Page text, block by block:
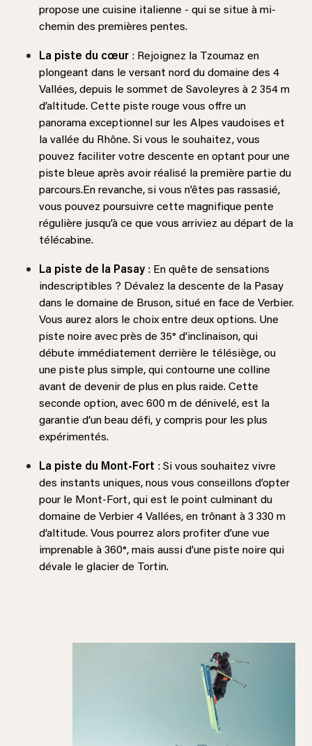
propose une cuisine italienne - qui se situe à mi-
chemin des premières pentes.
La piste du cœur : Rejoignez la Tzoumaz en
plongeant dans le versant nord du domaine des 4
Vallées, depuis le sommet de Savoleyres à 2 354 m
d’altitude. Cette piste rouge vous offre un
panorama exceptionnel sur les Alpes vaudoises et
la vallée du Rhône. Si vous le souhaitez, vous
pouvez faciliter votre descente en optant pour une
piste bleue après avoir réalisé la première partie du
parcours.En revanche, si vous n’êtes pas rassasié,
vous pouvez poursuivre cette magnifique pente
régulière jusqu’à ce que vous arriviez au départ de la
télécabine.
La piste de la Pasay : En quête de sensations
indescriptibles ? Dévalez la descente de la Pasay
dans le domaine de Bruson, situé en face de Verbier.
Vous aurez alors le choix entre deux options. Une
piste noire avec près de 35° d’inclinaison, qui
débute immédiatement derrière le télésiège, ou
une piste plus simple, qui contourne une colline
avant de devenir de plus en plus raide. Cette
seconde option, avec 600 m de dénivelé, est la
garantie d’un beau défi, y compris pour les plus
expérimentés.
La piste du Mont-Fort : Si vous souhaitez vivre
des instants uniques, nous vous conseillons d’opter
pour le Mont-Fort, qui est le point culminant du
domaine de Verbier 4 Vallées, en trônant à 3 330 m
d’altitude. Vous pourrez alors profiter d’une vue
imprenable à 360°, mais aussi d’une piste noire qui
dévale le glacier de Tortin.